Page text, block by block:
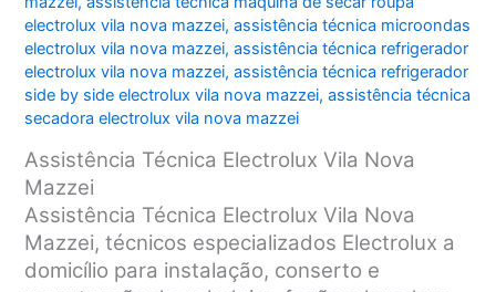
electrolux vila nova mazzei,assistência técnica microondas
electrolux vila nova mazzei,assistência técnica refrigerador
electrolux vila nova mazzei,assistência técnica refrigerador
side by side electrolux vila nova mazzei,assistência técnica
secadora electrolux vila nova mazzei
Assistência Técnica Electrolux Vila Nova
Mazzei
Assistência Técnica Electrolux Vila Nova
Mazzei, técnicos especializados Electrolux a
domicílio para instalação, conserto e